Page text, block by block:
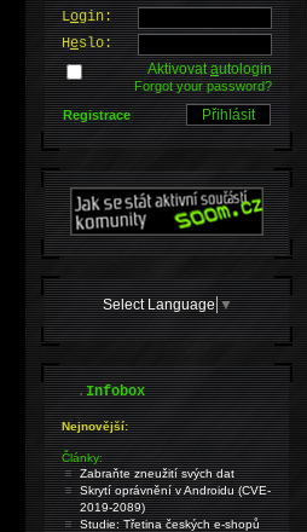
Login:
Heslo:
Aktivovatautologin
Forgot your password?
Registrace
Select Language ▼
.Infobox
Nejnovější:
Články:
Zabraňte zneužití svých dat
Skrytí oprávnění v Androidu (CVE-
2019-2089)
Studie: Třetina českých e-shopů